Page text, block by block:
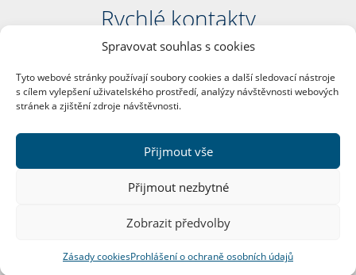
Spravovat souhlas s cookies
Tyto webové stránky používají soubory cookies a další sledovací nástroje
s cílem vylepšení uživatelského prostředí, analýzy návštěvnosti webových
stránek a zjištění zdroje návštěvnosti.
Přijmout vše
Přijmout nezbytné
Zobrazit předvolby
Zásady cookiesProhlášení o ochraně osobních údajů
Rychlé kontakty
Filozofická fakulta
nám. Jana Palacha 1/2
116 38 Praha 1
DIČ: CZ00216208
Další kontakty